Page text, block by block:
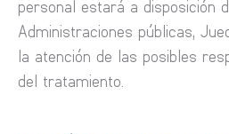
personal estará a disposición
Administraciones públicas,
la atención de las posibles
del tratamiento.